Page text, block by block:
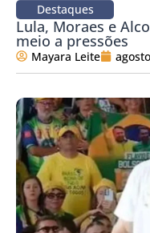
Destaques
Lula, Moraes e
meio a pressões
Mayara Leite